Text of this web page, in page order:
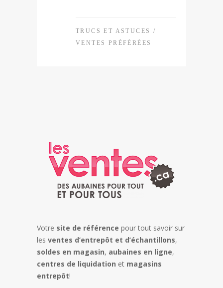
TRUCS ET ASTUCES
/
VENTES PRÉFÉRÉES
Votre site de référence pour tout savoir sur
les ventes d’entrepôt et d’échantillons,
soldes en magasin, aubaines en ligne,
centres de liquidation et magasins
entrepôt!